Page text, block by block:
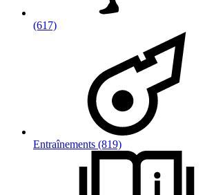
(617)
Entraînements (819)